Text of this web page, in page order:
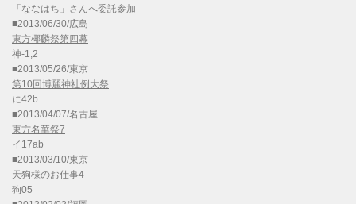
「 ななはち 」さんへ委託参加
■2013/06/30/広島
東方椰麟祭第四幕
神-1,2
■2013/05/26/東京
第10回博麗神社例大祭
に42b
■2013/04/07/名古屋
東方名華祭7
イ17ab
■2013/03/10/東京
天狗様のお仕事4
狗05